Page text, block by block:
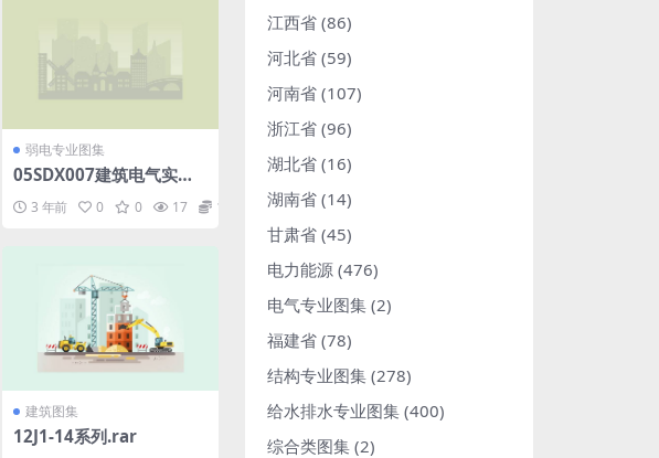
弱电专业图集
05SDX007建筑电气实践
教学及见习工程师图册.pd
f 3 年前 0 0 17 1.98
建筑图集
12J1-14系列.rar
江西省 (86)
河北省 (59)
河南省 (107)
浙江省 (96)
湖北省 (16)
湖南省 (14)
甘肃省 (45)
电力能源 (476)
电气专业图集 (2)
福建省 (78)
结构专业图集 (278)
给水排水专业图集 (400)
综合类图集 (2)